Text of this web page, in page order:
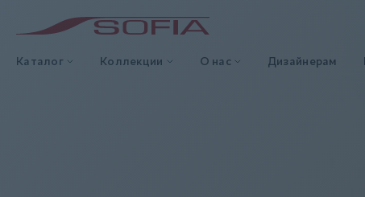
Каталог Коллекции О нас Дизайнерам